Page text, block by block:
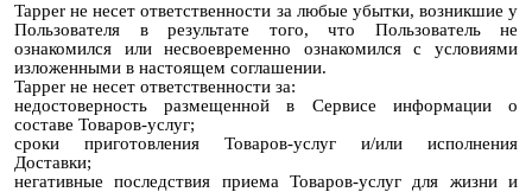
Tapper не несет ответственности за любые убытки, возникшие у
Пользователя в результате того, что Пользователь не
ознакомился или несвоевременно ознакомился с условиями
изложенными в настоящем соглашении.
Tapper не несет ответственности за:
недостоверность размещенной в Сервисе информации о
составе Товаров-услуг;
сроки приготовления Товаров-услуг и/или исполнения
Доставки;
негативные последствия приема Товаров-услуг для жизни и